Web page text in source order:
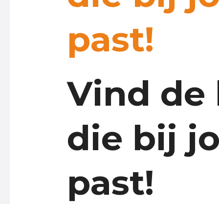
past!
Vind de
die bij
past!